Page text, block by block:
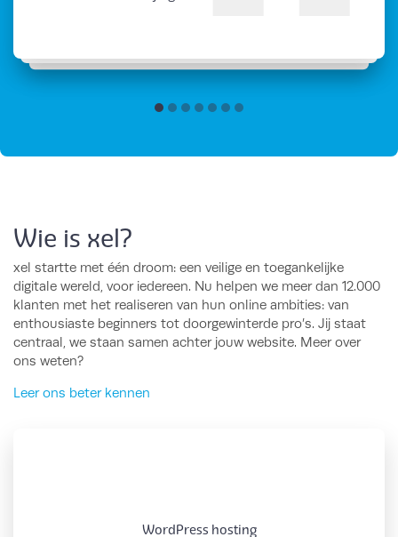
Wie is xel?
xel startte met één droom: een veilige en toegankelijke
digitale wereld, voor iedereen. Nu helpen we meer dan 12.000
klanten met het realiseren van hun online ambities: van
enthousiaste beginners tot doorgewinterde pro’s. Jij staat
centraal, we staan samen achter jouw website. Meer over
ons weten?
Leer ons beter kennen
WordPress hosting